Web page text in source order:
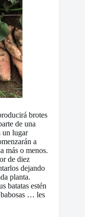
brotes
de una
un lugar
a
más o menos.
de diez
dejando
planta.
batatas estén
babosas … les